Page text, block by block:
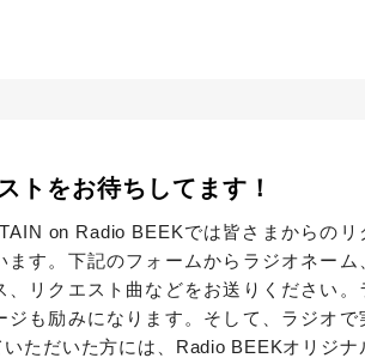
トをお待ちしてます！
on Radio BEEKでは皆さまからのリ
す。下記のフォームからラジオネーム
、リクエスト曲などをお送りください。
ジも励みになります。そして、ラジオで
ただいた方には、Radio BEEKオリジナ